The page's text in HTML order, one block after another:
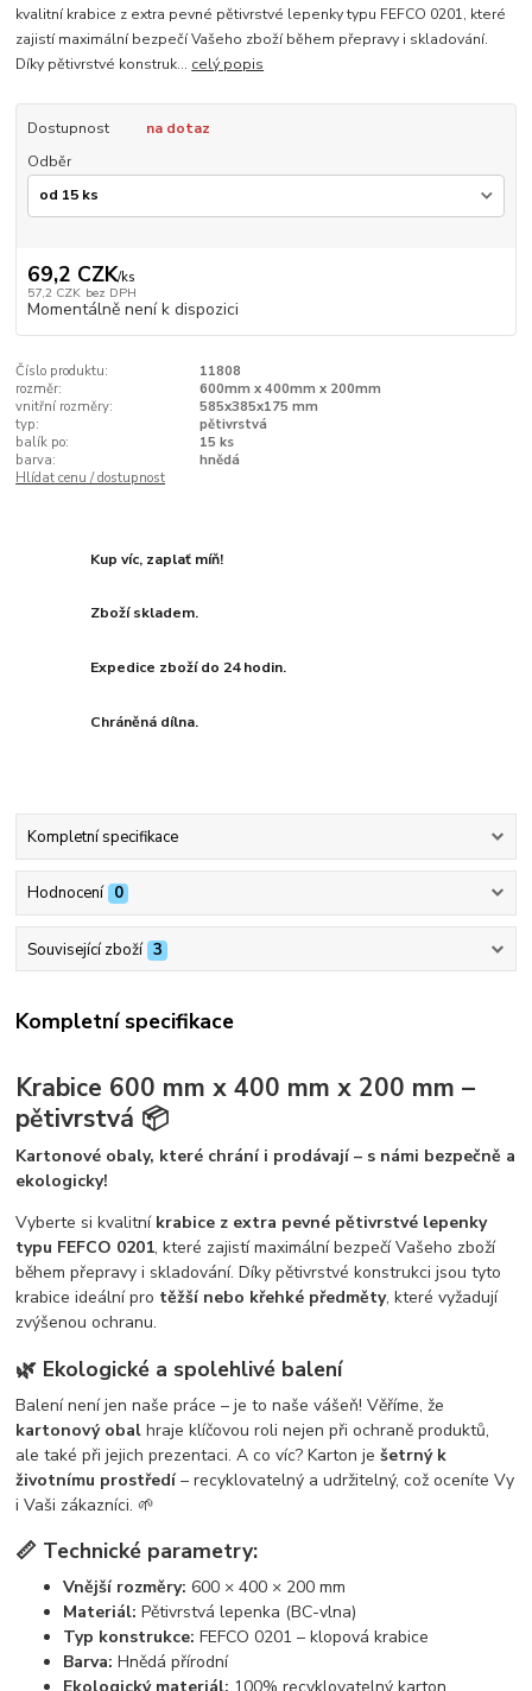
kvalitní krabice z extra pevné pětivrstvé lepenky typu FEFCO 0201, které
zajistí maximální bezpečí Vašeho zboží během přepravy i skladování.
Díky pětivrstvé konstruk... celý popis
Dostupnost
na dotaz
Odběr
69,2 CZK/ks
57,2 CZK bez DPH
Momentálně není k dispozici
Číslo produktu:
11808
rozměr:
600mm x 400mm x 200mm
vnitřní rozměry:
585x385x175 mm
typ:
pětivrstvá
balík po:
15 ks
barva:
hnědá
Hlídat cenu / dostupnost
Kup víc, zaplať míň!
Zboží skladem.
Expedice zboží do 24 hodin.
Chráněná dílna.
Kompletní specifikace
Hodnocení 0
Související zboží 3
Kompletní specifikace
Krabice 600 mm x 400 mm x 200 mm –
pětivrstvá 📦
Kartonové obaly, které chrání i prodávají – s námi bezpečně a
ekologicky!
Vyberte si kvalitní krabice z extra pevné pětivrstvé lepenky
typu FEFCO 0201, které zajistí maximální bezpečí Vašeho zboží
během přepravy i skladování. Díky pětivrstvé konstrukci jsou tyto
krabice ideální pro těžší nebo křehké předměty, které vyžadují
zvýšenou ochranu.
🌿 Ekologické a spolehlivé balení
Balení není jen naše práce – je to naše vášeň! Věříme, že
kartonový obal hraje klíčovou roli nejen při ochraně produktů,
ale také při jejich prezentaci. A co víc? Karton ješetrný k
životnímu prostředí– recyklovatelný a udržitelný, což oceníte Vy
i Vaši zákazníci. 🌱
📏 Technické parametry:
Vnější rozměry: 600 × 400 × 200 mm
Materiál: Pětivrstvá lepenka (BC-vlna)
Typ konstrukce: FEFCO 0201 – klopová krabice
Barva: Hnědá přírodní